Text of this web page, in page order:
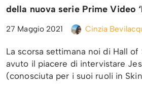
della nuova serie Prime Video
27 Maggio 2021 Cinzia
La scorsa settimana noi di Hall of
avuto il piacere di intervistare
(conosciuta per i suoi ruoli in